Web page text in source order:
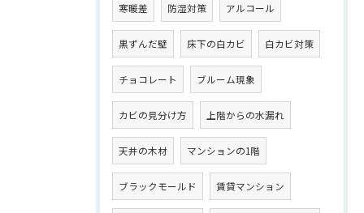
寒暖差 防湿対策 アルコール
黒ずんだ壁 床下の白カビ 白カビ対策
チョコレート ブルーム現象
カビの見分け方 上階からの水漏れ
天井の木材 マンションの1階
ブラックモールド 賃貸マンション